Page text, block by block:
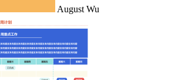
August Wu